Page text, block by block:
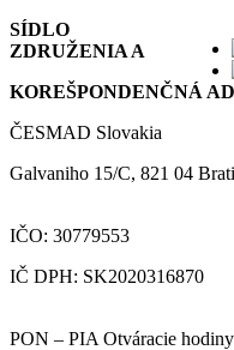
SÍDLO
ZDRUŽENIA A
KOREŠPONDENČNÁ
ČESMAD Slovakia
Galvaniho 15/C, 821 04
IČO: 30779553
IČ DPH: SK2020316870
PON – PIA Otváracie